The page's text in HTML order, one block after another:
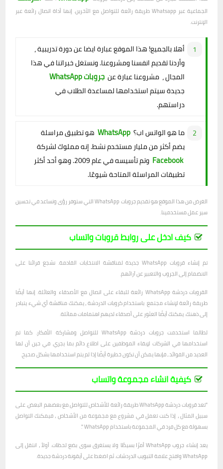
الجماعية عبر Whatsapp طريقة رائعة للتواصل مع الآخرين. إنها أداة اتصال رائعة عبر
الإنترنت.
أهلا بالجميع! هذا الموقع عبارة ايضا عن دورة تدريبية ،
وأردنا تقديم انفسنا ومشروعنا. ونستغل خبراتنا في هذا
المجال ، مشروعنا عبارة عن جروبات WhatsApp
جديدة سيتم استخدامها لمساعدة الطلاب في
دراستهم.
ما هو الواتس اب؟ WhatsApp هو تطبيق مراسلة
يضم أكثر من مليار مستخدم نشط. إنه مملوك لشركة
Facebook
وتم تأسيسه في عام 2009. وهو أحد أكثر
تطبيقات المراسلة المتاحة شيوعًا.
الغرض من هذا الموقع هو تقديم جروبات WhatsApp التي ستوفر رؤى وتساعد في تحسين
سير عمل مستخدمينا.
كيف ادخل على روابط قروبات واتساب
تم إنشاء قروبات WhatsApp جديدة لمناقشة الانتخابات القادمة. نشجع قرائنا على
الانضمام إلى الجروب والتعبير عن آرائهم.
القروبات دردشة WhatsApp رائعة للبقاء على اتصال مع الأصدقاء والعائلة. إنها أيضًا
طريقة رائعة لإنشاء مجتمع. باستخدام كروبات الدردشة ، يمكنك مناقشة أي شيء يتبادر
إلى ذهنك. يمكنك أيضًا العثور على أصدقاء لديهم اهتمامات مماثلة.
لطالما استخدمت جروبات دردشة WhatsApp للتواصل ومشاركة الأفكار. كما تم
استخدامها في الشركات لإبقاء الموظفين على اطلاع دائم بما يجري. في حين أن لها
العديد من الفوائد ، فإنها يمكن أن تكون خطيرة أيضًا إذا لم يتم استخدامها بشكل صحيح.
كيفية انشاء مجموعة واتساب
"تعد قروبات دردشة WhatsApp طريقة رائعة للأشخاص للتواصل مع بعضهم البعض. على
سبيل المثال ، إذا كنت تعمل في مشروع مع مجموعة من الأشخاص ، فيمكنك التواصل
بسهولة مع كل فرد في المجموعة باستخدام WhatsApp ".
يعد إنشاء جروب WhatsApp أمرًا بسيطًا ولا يستغرق سوى بضع لحظات. أولاً ، انتقل إلى
WhatsApp وافتح علامة التبويب الدردشات. ثم اضغط على أيقونة دردشة جديدة.